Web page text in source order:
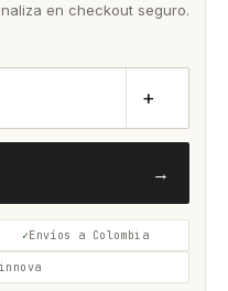
en checkout seguro.
+
→
Envíos a Colombia